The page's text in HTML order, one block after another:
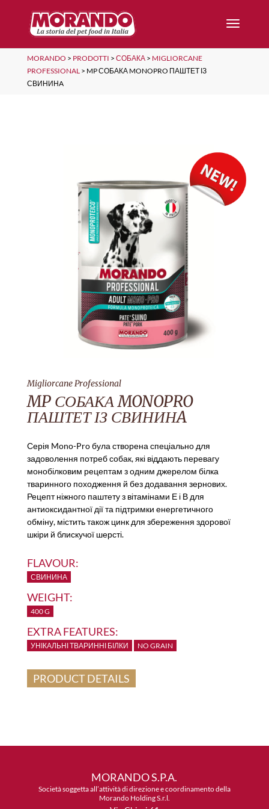
MORANDO > PRODOTTI > СОБАКА> MIGLIORCANE
PROFESSIONAL> MP СОБАКА MONOPRO ПАШТЕТ ІЗ
СВИНИНA
Migliorcane Professional
MP СОБАКА MONOPRO
ПАШТЕТ ІЗ СВИНИНA
Серія Mono-Pro була створена спеціально для
задоволення потреб собак, які віддають перевагу
монобілковим рецептам з одним джерелом білка
тваринного походження й без додавання зернових.
Рецепт ніжного паштету з вітамінами Е і В для
антиоксидантної дії та підтримки енергетичного
обміну, містить також цинк для збереження здорової
шкіри й блискучої шерсті.
FLAVOUR:
СВИНИНА
WEIGHT:
400 G
EXTRA FEATURES:
УНІКАЛЬНІ ТВАРИННІ БІЛКИ NO GRAIN
PRODUCT DETAILS
MORANDO S.P.A.
Società soggetta all’attività di direzione e coordinamento della
Morando Holding S.r.l.